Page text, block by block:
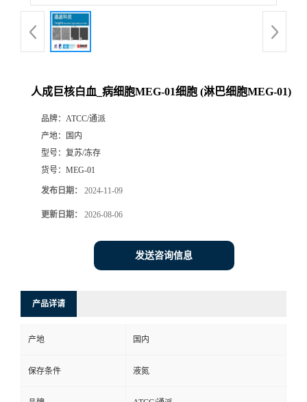
人成巨核白血_病细胞MEG-01细胞 (淋巴细胞MEG-01)
品牌： ATCC/通派
产地：
国内
型号： 复苏/冻存
货号： MEG-01
发布日期： 2024-11-09
更新日期： 2026-08-06
发送咨询信息
产品详请
产地 国内
保存条件 液氮